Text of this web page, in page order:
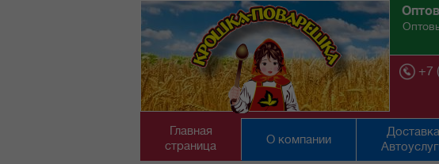
+7
Главная
страница
О компании
Доставка